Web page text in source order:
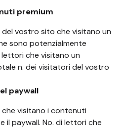
premium
vostro sito che visitano un
sono potenzialmente
che visitano un
n. dei visitatori del vostro
paywall
visitano i contenuti
il paywall. No. di lettori che